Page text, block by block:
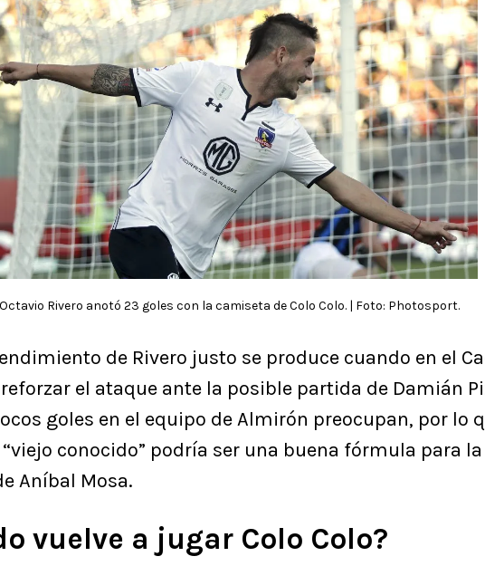
Octavio Rivero anotó 23 goles con la camiseta de Colo Colo. | Foto: Photosport.
de Rivero justo se produce cuando en el
el ataque ante la posible partida de Damián
goles en el equipo de Almirón preocupan, por lo
conocido” podría ser una buena fórmula para la
Aníbal Mosa.
vuelve a jugar Colo Colo?